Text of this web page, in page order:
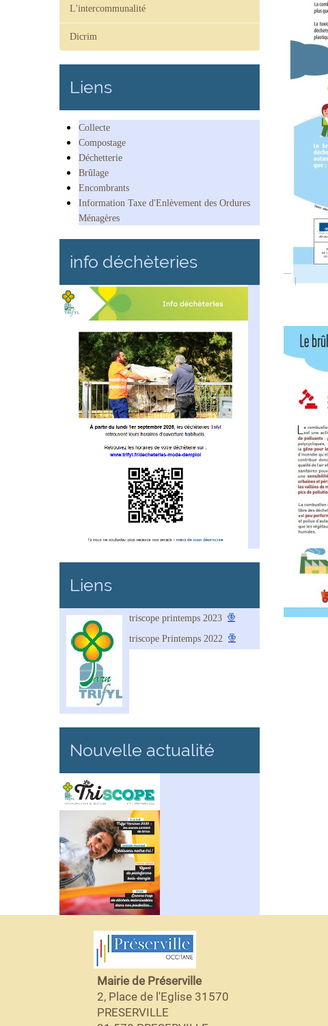
L'intercommunalité
Dicrim
Liens
Collecte
Compostage
Déchetterie
Brûlage
Encombrants
Information Taxe d'Enlèvement des Ordures
Ménagères
info déchèteries
Liens
triscope printemps 2023
triscope Printemps 2022
Nouvelle actualité
Mairie de Préserville
2, Place de l'Eglise 31570
PRESERVILLE